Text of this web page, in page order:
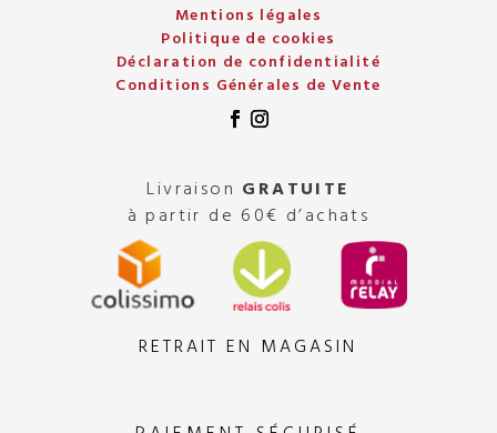
Mentions légales
Politique de cookies
Déclaration de confidentialité
Conditions Générales de Vente
Livraison GRATUITE
à partir de 60€ d’achats
RETRAIT EN MAGASIN